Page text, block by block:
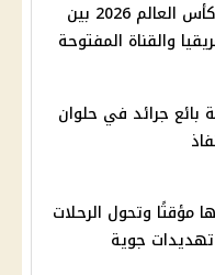
موعد مباراة افتتاح كأس العالم 2026 بين
والقناة المفتوحة
جرائد في حلوان
مؤقتًا وتحول الرحلات
جوية